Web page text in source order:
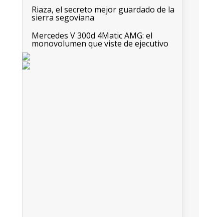
Riaza, el secreto mejor guardado de la
sierra segoviana
Mercedes V 300d 4Matic AMG: el
monovolumen que viste de ejecutivo